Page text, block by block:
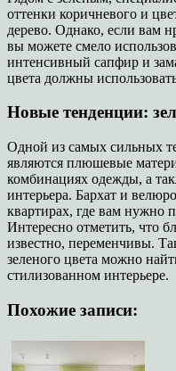
оттенки коричневого и
дерево. Однако, если вам
вы можете смело
интенсивный сапфир и
цвета должны
Новые тенденции:
Одной из самых сильных
являются плюшевые
комбинациях одежды, а
интерьера. Бархат и
квартирах, где вам нужно
Интересно отметить, что
известно, переменчивы.
зеленого цвета можно
стилизованном интерьере.
Похожие записи: